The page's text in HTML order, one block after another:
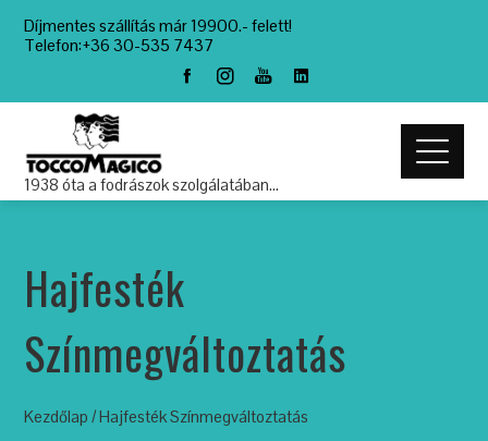
Díjmentes szállítás már 19900.- felett!
Telefon:+36 30-535 7437
1938 óta a fodrászok szolgálatában…
Hajfesték
Színmegváltoztatás
Kezdőlap / Hajfesték Színmegváltoztatás